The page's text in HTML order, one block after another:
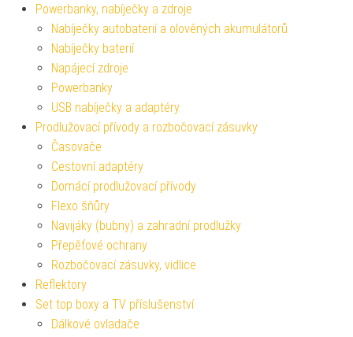
Powerbanky, nabíječky a zdroje
Nabíječky autobaterií a olověných akumulátorů
Nabíječky baterií
Napájecí zdroje
Powerbanky
USB nabíječky a adaptéry
Prodlužovací přívody a rozbočovací zásuvky
Časovače
Cestovní adaptéry
Domácí prodlužovací přívody
Flexo šňůry
Navijáky (bubny) a zahradní prodlužky
Přepěťové ochrany
Rozbočovací zásuvky, vidlice
Reflektory
Set top boxy a TV příslušenství
Dálkové ovladače